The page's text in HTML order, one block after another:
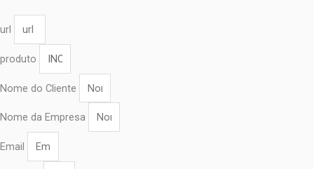
url
produto
Nome do Cliente
Nome da Empresa
Email